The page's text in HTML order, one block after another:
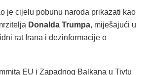
je cijelu pobunu naroda prikazati kao
Donalda Trumpa, miješajući u
rat Irana i dezinformacije o
EU i Zapadnog Balkana u Tivtu